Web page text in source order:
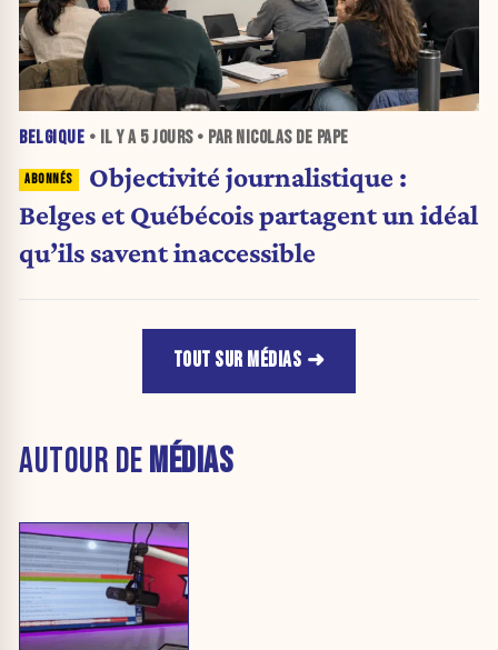
BELGIQUE • IL Y A 5 JOURS• PAR NICOLAS DE PAPE
Objectivité journalistique :
Belges et Québécois partagent un idéal
qu’ils savent inaccessible
TOUT SUR MÉDIAS
AUTOUR DEMÉDIAS